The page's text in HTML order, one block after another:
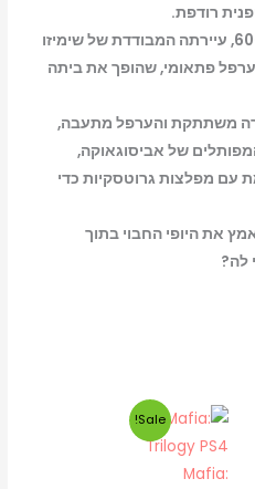
רודפת.
סביבה יפנית: ביפן של שנות ה-60, עיירתה המבודדת של שימיזו
פתאומי, שהופך את ביתה
משתתקת והערפל מתעבה,
של אביסוגאוקה,
עם מפלצות גרוטסקיות כדי
את היופי החבוי בתוך
לה?
Mafia:
Sale!
המחיר
המקורי
היה:
המחיר
הנוכחי